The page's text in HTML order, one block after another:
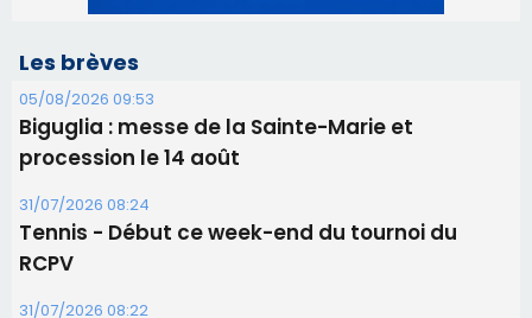
Tennis - Début ce week-end du tournoi du
31/07/2026 08:22
82ème anniversaire de la disparition du
Commandant Antoine de Saint Exupery
30/07/2026 10:16
Lecci : I Messageri en concert gratuit jeudi soir
30/07/2026 09:55
Corte : I Chjami Aghjalesi en concert ce soir